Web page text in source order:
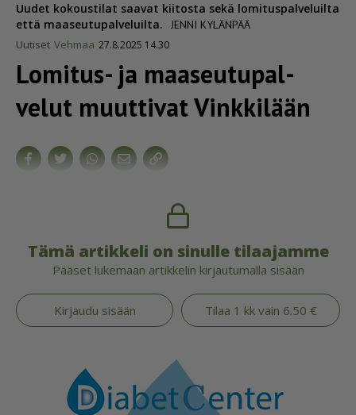
Uudet kokoustilat saavat kiitosta sekä lomituspalveluilta
että maaseutupalveluilta.
JENNI KYLÄNPÄÄ
Uutiset Vehmaa 27.8.2025 14.30
Lomitus- ja maaseu­tu­pal­
velut muuttivat Vinkkilään
Tämä artikkeli on sinulle tilaajamme
Pääset lukemaan artikkelin kirjautumalla sisään
Kirjaudu sisään Tilaa 1 kk vain 6.50 €